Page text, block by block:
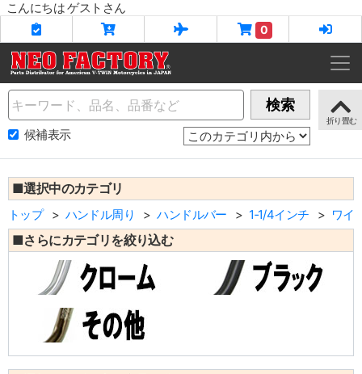
こんにちは ゲストさん
0
Name 検索
候補表示
■選択中のカテゴリ
トップ ハンドル周り ハンドルバー 1‐1/4インチ ワイ
■さらにカテゴリを絞り込む